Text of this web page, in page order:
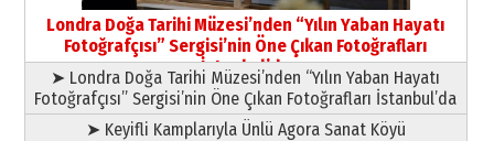
Şampiyonluk Sebahattin Şirin’e
yazar
11 Mayıs 2026 Pazartesi
Londra Doğa Tarihi Müzesi’nden “Yılın Yaban Hayatı
Fotoğrafçısı” Sergisi’nin Öne Çıkan Fotoğrafları
İstanbul’da
➤ Londra Doğa Tarihi Müzesi’nden “Yılın Yaban Hayatı
Fotoğrafçısı” Sergisi’nin Öne Çıkan Fotoğrafları İstanbul’da
➤ Keyifli Kamplarıyla Ünlü Agora Sanat Köyü